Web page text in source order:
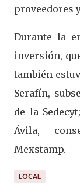
proveedores
Durante la
inversión,
también
Serafín,
de la
Ávila,
Mexstamp.
LOCAL